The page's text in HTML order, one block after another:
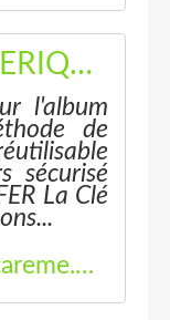
CD FORMAT NUMERIQUE - Chanter Maurice Carême
l'album
de
sécurisé
La Clé
http://chantermauricecareme.eklablog.fr/cd-format-numerique-p1426300